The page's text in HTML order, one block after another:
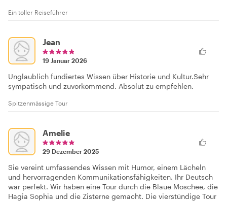
Ein toller Reiseführer
Jean
19 Januar 2026
Unglaublich fundiertes Wissen über Historie und Kultur.Sehr
sympatisch und zuvorkommend. Absolut zu empfehlen.
Spitzenmässige Tour
Amelie
29 Dezember 2025
Sie vereint umfassendes Wissen mit Humor, einem Lächeln
und hervorragenden Kommunikationsfähigkeiten. Ihr Deutsch
war perfekt. Wir haben eine Tour durch die Blaue Moschee, die
Hagia Sophia und die Zisterne gemacht. Die vierstündige Tour